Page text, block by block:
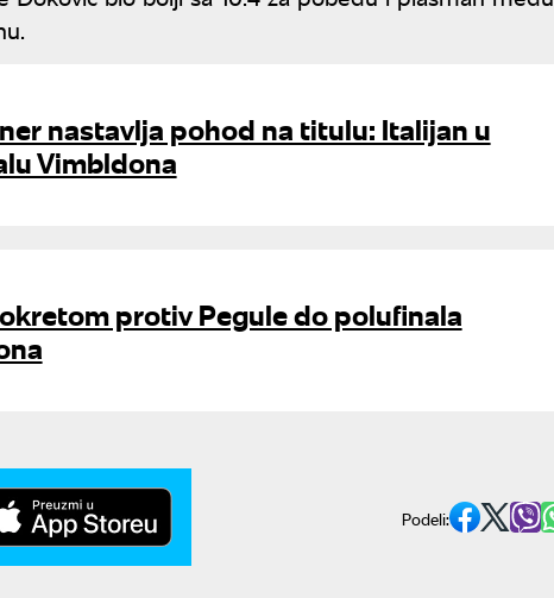
nastavlja pohod na titulu: Italijan u
Vimbldona
protiv Pegule do polufinala
Podeli: